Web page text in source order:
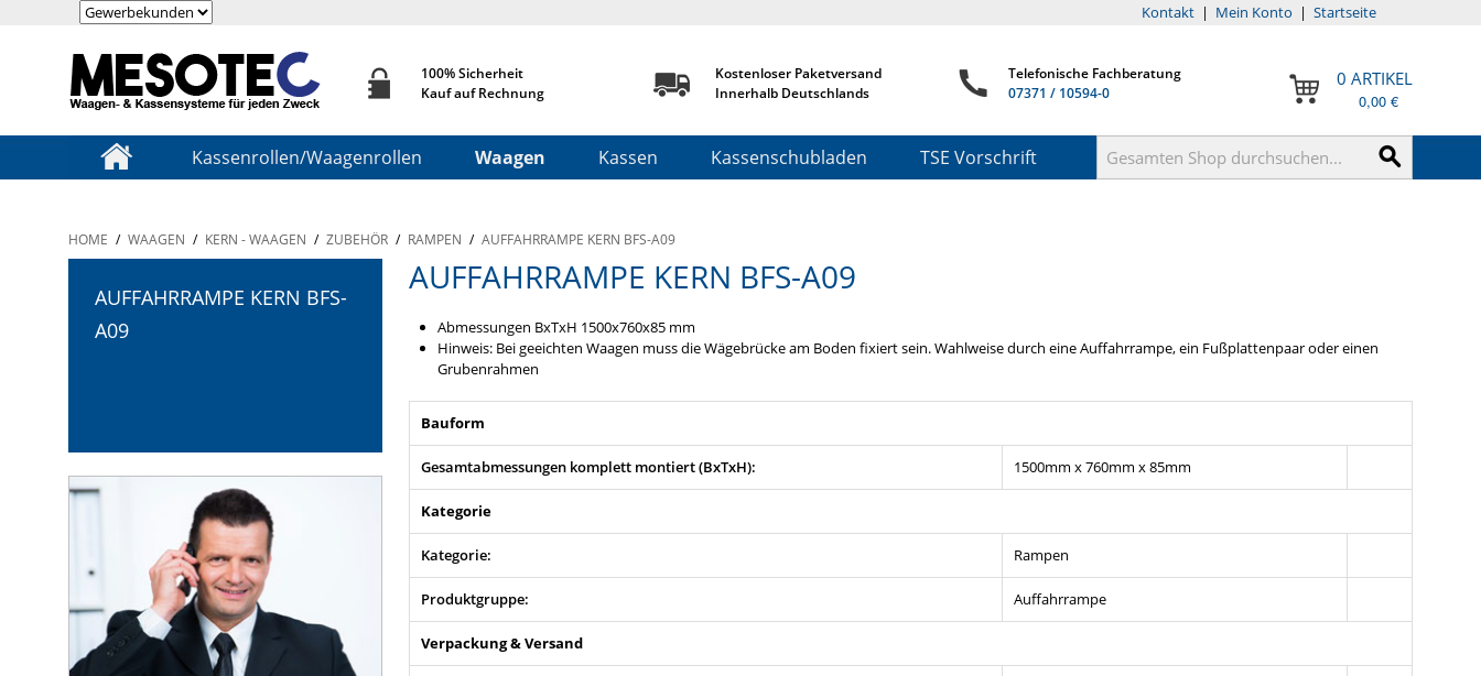
Startseite
|
Mein Konto
|
Kontakt
0 ARTIKEL
0,00 €
100% Sicherheit
Kauf auf Rechnung
Kostenloser Paketversand
Innerhalb Deutschlands
Telefonische Fachberatung
07371 / 10594-0
Kassenrollen/Waagenrollen Waagen Kassen Kassenschubladen TSE Vorschrift
HOME / WAAGEN / KERN - WAAGEN / ZUBEHÖR / RAMPEN / AUFFAHRRAMPE KERN BFS-A09
AUFFAHRRAMPE KERN BFS-
A09
AUFFAHRRAMPE KERN BFS-A09
Abmessungen BxTxH 1500x760x85 mm
Hinweis: Bei geeichten Waagen muss die Wägebrücke am Boden fixiert sein. Wahlweise durch eine Auffahrrampe, ein Fußplattenpaar oder einen
Grubenrahmen
Bauform
Gesamtabmessungen komplett montiert (BxTxH): 1500mm x 760mm x 85mm
Kategorie
Kategorie: Rampen
Produktgruppe: Auffahrrampe
Verpackung & Versand